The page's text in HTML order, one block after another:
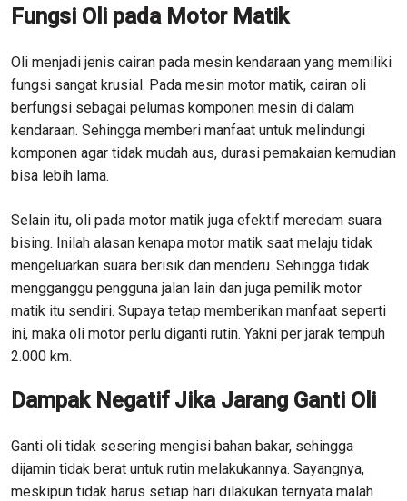
Fungsi Oli pada Motor Matik
Oli menjadi jenis cairan pada mesin kendaraan yang memiliki
fungsi sangat krusial. Pada mesin motor matik, cairan oli
berfungsi sebagai pelumas komponen mesin di dalam
kendaraan. Sehingga memberi manfaat untuk melindungi
komponen agar tidak mudah aus, durasi pemakaian kemudian
bisa lebih lama.
Selain itu, oli pada motor matik juga efektif meredam suara
bising. Inilah alasan kenapa motor matik saat melaju tidak
mengeluarkan suara berisik dan menderu. Sehingga tidak
mengganggu pengguna jalan lain dan juga pemilik motor
matik itu sendiri. Supaya tetap memberikan manfaat seperti
ini, maka oli motor perlu diganti rutin. Yakni per jarak tempuh
2.000 km.
Dampak Negatif Jika Jarang Ganti Oli
Ganti oli tidak sesering mengisi bahan bakar, sehingga
dijamin tidak berat untuk rutin melakukannya. Sayangnya,
meskipun tidak harus setiap hari dilakukan ternyata malah